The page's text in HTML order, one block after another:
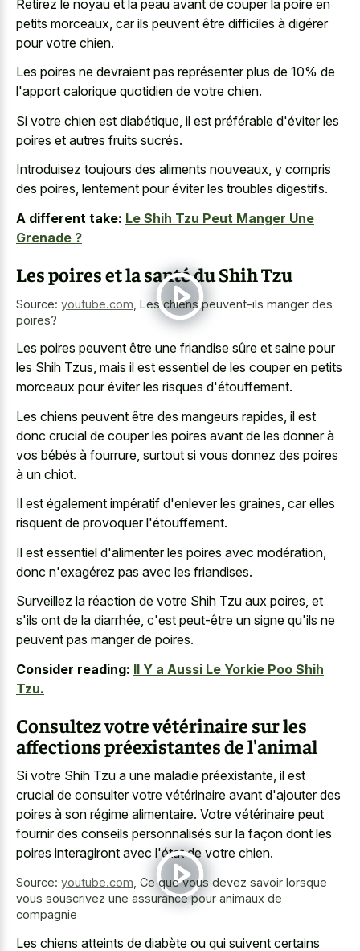
Retirez le noyau et la peau avant de couper la poire en
petits morceaux, car ils peuvent être difficiles à digérer
pour votre chien.
Les poires ne devraient pas représenter plus de 10% de
l'apport calorique quotidien de votre chien.
Si votre chien est diabétique, il est préférable d'éviter les
poires et autres fruits sucrés.
Introduisez toujours des aliments nouveaux, y compris
des poires, lentement pour éviter les troubles digestifs.
A different take: Le Shih Tzu Peut Manger Une
Grenade ?
Les poires et la santé du Shih Tzu
Source: youtube.com Les chiens peuvent-ils manger des
poires?
Les poires peuvent être une friandise sûre et saine pour
les Shih Tzus, mais il est essentiel de les couper en petits
morceaux pour éviter les risques d'étouffement.
Les chiens peuvent être des mangeurs rapides, il est
donc crucial de couper les poires avant de les donner à
vos bébés à fourrure, surtout si vous donnez des poires
à un chiot.
Il est également impératif d'enlever les graines, car elles
risquent de provoquer l'étouffement.
Il est essentiel d'alimenter les poires avec modération,
donc n'exagérez pas avec les friandises.
Surveillez la réaction de votre Shih Tzu aux poires, et
s'ils ont de la diarrhée, c'est peut-être un signe qu'ils ne
peuvent pas manger de poires.
Consider reading: Il Y a Aussi Le Yorkie Poo Shih
Tzu.
Consultez votre vétérinaire sur les
affections préexistantes de l'animal
Si votre Shih Tzu a une maladie préexistante, il est
crucial de consulter votre vétérinaire avant d'ajouter des
poires à son régime alimentaire. Votre vétérinaire peut
fournir des conseils personnalisés sur la façon dont les
poires interagiront avec l'état de votre chien.
Source: youtube.com Ce que vous devez savoir lorsque
vous souscrivez une assurance pour animaux de
compagnie
Les chiens atteints de diabète ou qui suivent certains